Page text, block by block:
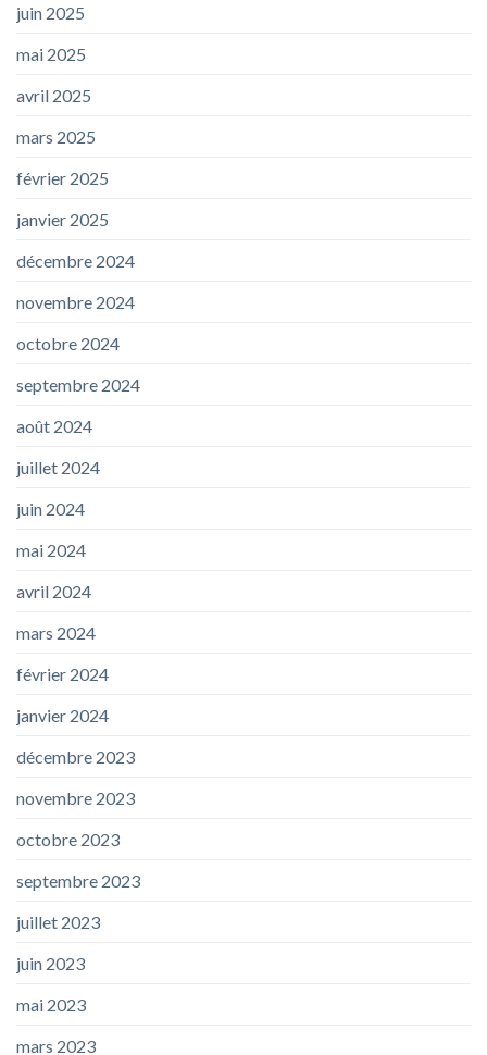
juin 2025
mai 2025
avril 2025
mars 2025
février 2025
janvier 2025
décembre 2024
novembre 2024
octobre 2024
septembre 2024
août 2024
juillet 2024
juin 2024
mai 2024
avril 2024
mars 2024
février 2024
janvier 2024
décembre 2023
novembre 2023
octobre 2023
septembre 2023
juillet 2023
juin 2023
mai 2023
mars 2023